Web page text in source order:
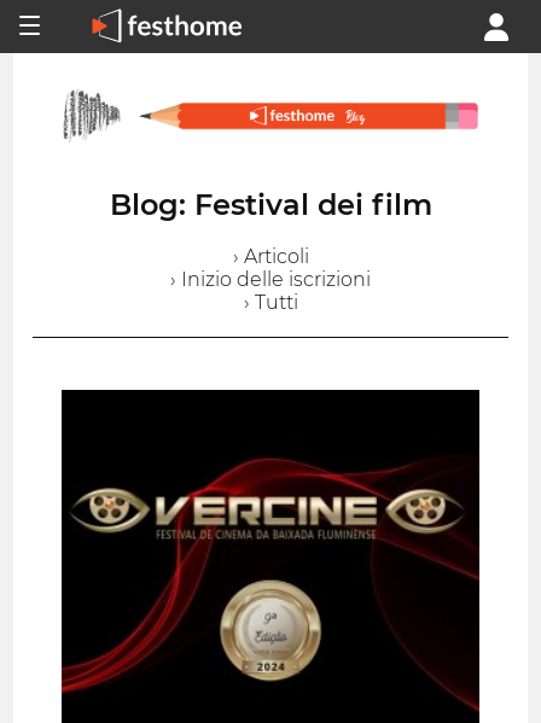
Blog: Festival dei film
› Articoli
› Inizio delle iscrizioni
› Tutti